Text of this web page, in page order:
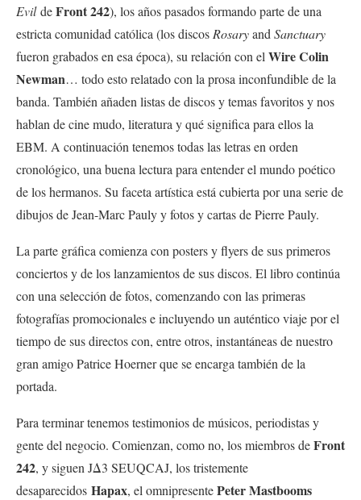
EvildeFront 242), los años pasados formando parte de una
estricta comunidad católica (los discos Rosaryand Sanctuary
fueron grabados en esa época), su relación con el WireColin
Newman… todo esto relatado con la prosa inconfundible de la
banda. También añaden listas de discos y temas favoritos y nos
hablan de cine mudo, literatura y qué significa para ellos la
EBM. A continuación tenemos todas las letras en orden
cronológico, una buena lectura para entender el mundo poético
de los hermanos. Su faceta artística está cubierta por una serie de
dibujos de Jean-Marc Pauly y fotos y cartas de Pierre Pauly.
La parte gráfica comienza con posters y flyers de sus primeros
conciertos y de los lanzamientos de sus discos. El libro continúa
con una selección de fotos, comenzando con las primeras
fotografías promocionales e incluyendo un auténtico viaje por el
tiempo de sus directos con, entre otros, instantáneas de nuestro
gran amigo Patrice Hoerner que se encarga también de la
portada.
Para terminar tenemos testimonios de músicos, periodistas y
gente del negocio. Comienzan, como no, los miembros deFront
242, y siguen JΔ3 SEUQCAJ, los tristemente
desaparecidos Hapax, el omnipresentePeter Mastbooms